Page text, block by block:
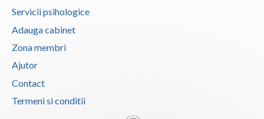
Servicii psihologice
Adauga cabinet
Zona membri
Ajutor
Contact
Termeni si conditii